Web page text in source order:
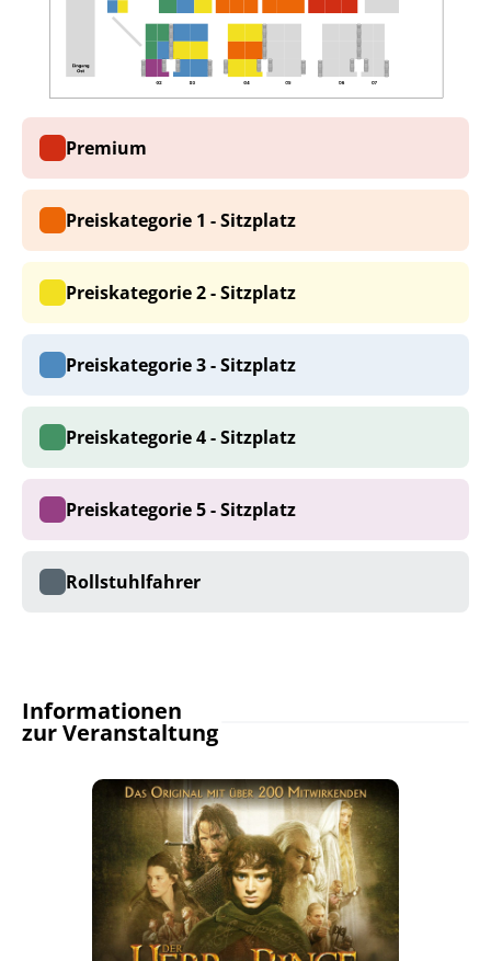
Premium
Preiskategorie 1 - Sitzplatz
Preiskategorie 2 - Sitzplatz
Preiskategorie 3 - Sitzplatz
Preiskategorie 4 - Sitzplatz
Preiskategorie 5 - Sitzplatz
Rollstuhlfahrer
Informationen
zur Veranstaltung